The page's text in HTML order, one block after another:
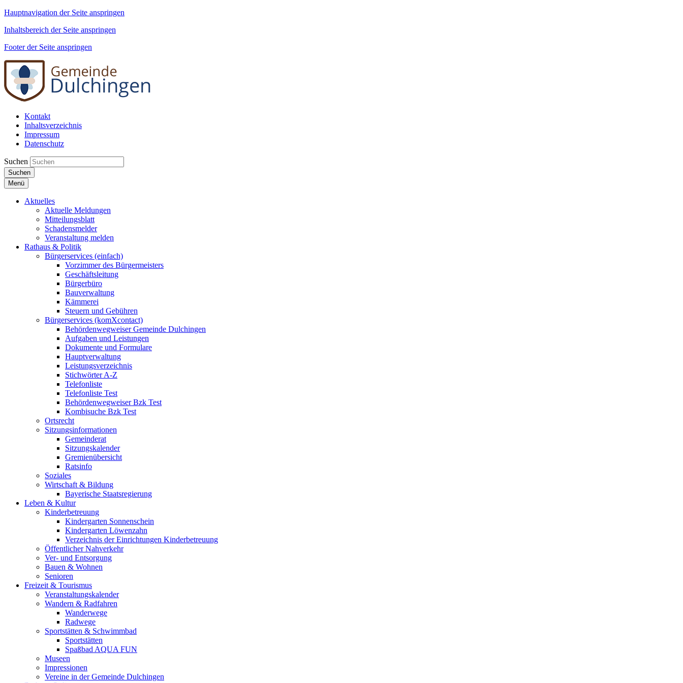
Hauptnavigation der Seite anspringen
Inhaltsbereich der Seite anspringen
Footer der Seite anspringen
Kontakt
Inhaltsverzeichnis
Impressum
Datenschutz
Suchen
Suchen
Menü
Aktuelles
Aktuelle Meldungen
Mitteilungsblatt
Schadensmelder
Veranstaltung melden
Rathaus & Politik
Bürgerservices (einfach)
Vorzimmer des Bürgermeisters
Geschäftsleitung
Bürgerbüro
Bauverwaltung
Kämmerei
Steuern und Gebühren
Bürgerservices (komXcontact)
Behördenwegweiser Gemeinde Dulchingen
Aufgaben und Leistungen
Dokumente und Formulare
Hauptverwaltung
Leistungsverzeichnis
Stichwörter A-Z
Telefonliste
Telefonliste Test
Behördenwegweiser Bzk Test
Kombisuche Bzk Test
Ortsrecht
Sitzungsinformationen
Gemeinderat
Sitzungskalender
Gremienübersicht
Ratsinfo
Soziales
Wirtschaft & Bildung
Bayerische Staatsregierung
Leben & Kultur
Kinderbetreuung
Kindergarten Sonnenschein
Kindergarten Löwenzahn
Verzeichnis der Einrichtungen Kinderbetreuung
Öffentlicher Nahverkehr
Ver- und Entsorgung
Bauen & Wohnen
Senioren
Freizeit & Tourismus
Veranstaltungskalender
Wandern & Radfahren
Wanderwege
Radwege
Sportstätten & Schwimmbad
Sportstätten
Spaßbad AQUA FUN
Museen
Impressionen
Vereine in der Gemeinde Dulchingen